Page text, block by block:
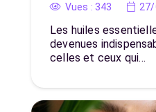
Vues : 343
Les huiles
devenues
celles et ceux qui…